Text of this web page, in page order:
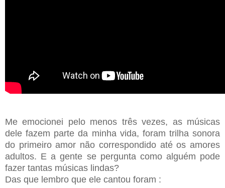
Me emocionei pelo menos três vezes, as músicas
dele fazem parte da minha vida, foram trilha sonora
do primeiro amor não correspondido até os amores
adultos. E a gente se pergunta como alguém pode
fazer tantas músicas lindas?
Das que lembro que ele cantou foram :